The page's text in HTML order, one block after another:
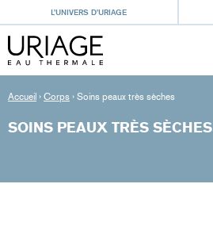
L’UNIVERS D’URIAGE
Accueil › Corps › Soins peaux très sèches
SOINS PEAUX TRÈS SÈCHES